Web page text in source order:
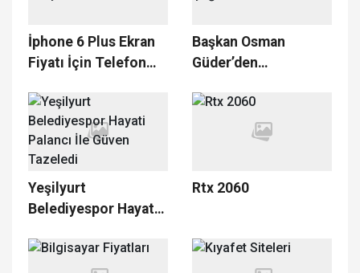
İphone 6 Plus Ekran
Fiyatı İçin Telefon
Başkan Osman
Güder’den
Yeşilyurt
Belediyespor Hayati
Tazeledi
Rtx 2060